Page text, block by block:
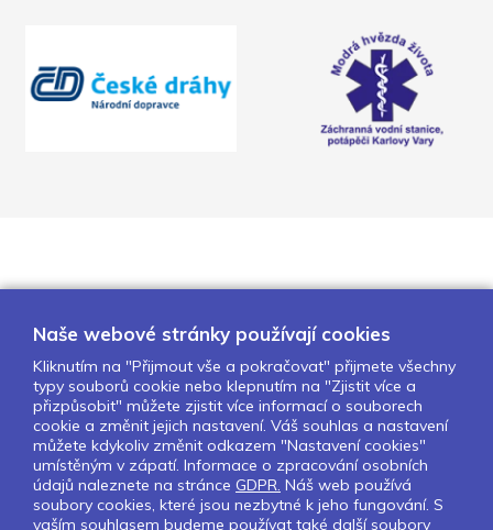
O nás Naše projekty
Pro školy
Partneři
Kontakty
GDPR
Nastavení cookies
Sledujte nás:
Naše webové stránky používají cookies
Kliknutím na "Přijmout vše a pokračovat" přijmete všechny
typy souborů cookie nebo klepnutím na "Zjistit více a
přizpůsobit" můžete zjistit více informací o souborech
cookie a změnit jejich nastavení. Váš souhlas a nastavení
můžete kdykoliv změnit odkazem "Nastavení cookies"
umístěným v zápatí. Informace o zpracování osobních
údajů naleznete na stránce GDPR. Náš web používá
soubory cookies, které jsou nezbytné k jeho fungování. S
vaším souhlasem budeme používat také další soubory